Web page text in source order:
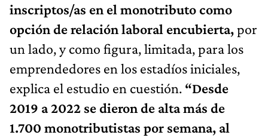
inscriptos/as en el monotributo como
opción de relación laboral encubierta,por
un lado, y como figura, limitada, para los
emprendedores en los estadíos iniciales,
explica el estudio en cuestión. “Desde
2019 a 2022 se dieron de alta más de
1.700 monotributistas por semana, al